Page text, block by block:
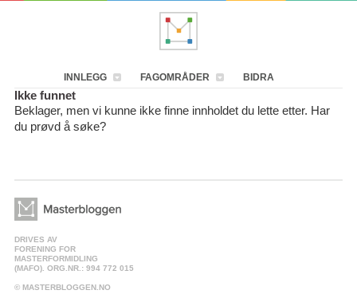
INNLEGG FAGOMRÅDER BIDRA
Ikke funnet
Beklager, men vi kunne ikke finne innholdet du lette etter. Har
du prøvd å søke?
DRIVES AV
FORENING FOR
MASTERFORMIDLING
(MAFO). ORG.NR.: 994 772 015
© MASTERBLOGGEN.NO